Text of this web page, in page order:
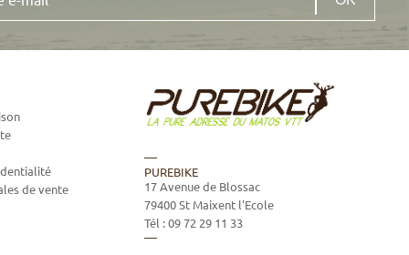
de vente
PUREBIKE
17 Avenue de Blossac
79400St Maixent l'Ecole
Tél :09 72 29 11 33